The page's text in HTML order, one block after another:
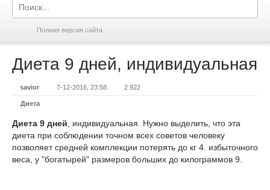
Полная версия сайта
Диета 9 дней, индивидуальная
savior 7-12-2016, 23:58 2 922
Диета
Диета 9 дней , индивидуальная. Нужно выделить, что эта
диета при соблюдении точном всех советов человеку
позволяет средней комплекции потерять до кг 4. избыточного
веса, у "богатырей" размеров больших до килограммов 9.